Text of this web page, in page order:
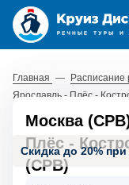
Главная — Расписание
Ярославль - Плёс -
Скидка до 20%
Москва
Плёс -
(СРВ)